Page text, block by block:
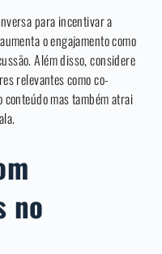
para incentivar a
o engajamento como
Além disso, considere
relevantes como co-
mas também atrai
no